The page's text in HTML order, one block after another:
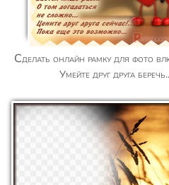
Сделать онлайн рамку для фото влюбленных -
Умейте друг друга